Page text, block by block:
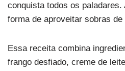
conquista todos os
forma de aproveitar sobras de
Essa receita combina
frango desfiado, creme de